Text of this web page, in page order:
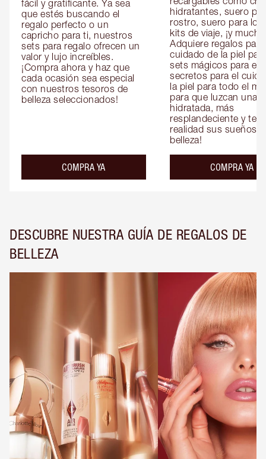
fácil y gratificante. Ya sea
que estés buscando el
regalo perfecto o un
capricho para ti, nuestros
sets para regalo ofrecen un
valor y lujo increíbles.
¡Compra ahora y haz que
cada ocasión sea especial
con nuestros tesoros de
belleza seleccionados!
COMPRA YA
hidratantes, suero
rostro, suero para los
kits de viaje, ¡y
Adquiere regalos para
cuidado de la piel
sets mágicos para
secretos para el
la piel para todo el
para que luzcan una
hidratada, más
resplandeciente y
realidad sus sueños
belleza!
COMPRA YA
DESCUBRE NUESTRA GUÍA DE REGALOS DE
BELLEZA